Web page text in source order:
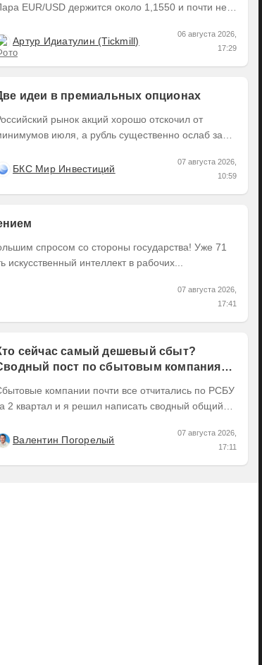
EUR/USD держится около 1,1550 и почти не
Артур Идиатулин (Tickmill)
06 августа 2026,
17:29
идеи в премиальных опционах
рынок акций хорошо отскочил от
июля, а рубль существенно ослаб за
БКС Мир Инвестиций
07 августа 2026,
10:59
спросом со стороны государства! Уже 71
искусственный интеллект в рабочих...
07 августа 2026,
17:41
сейчас самый дешевый сбыт?
пост по сбытовым компаниям
компании почти все отчитались по РСБУ
2 квартал и я решил написать сводный общий
Валентин Погорелый
07 августа 2026,
17:11